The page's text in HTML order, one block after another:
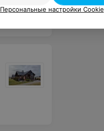
Персональные настройки Cookie